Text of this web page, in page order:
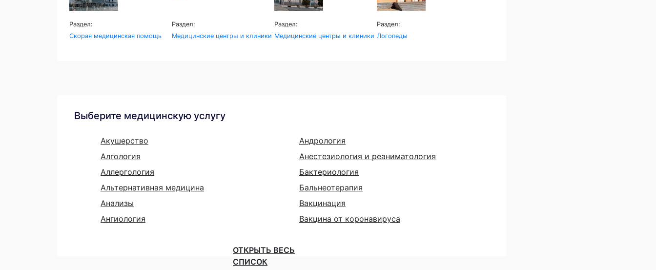
Раздел:
Скорая медицинская помощь
Раздел:
Медицинские центры и клиники
Раздел:
Медицинские центры и клиники
Раздел:
Логопеды
Выберите медицинскую услугу
Акушерство
Алгология
Аллергология
Альтернативная медицина
Анализы
Ангиология
Андрология
Анестезиология и реаниматология
Бактериология
Бальнеотерапия
Вакцинация
Вакцина от коронавируса
ОТКРЫТЬ ВЕСЬ
СПИСОК